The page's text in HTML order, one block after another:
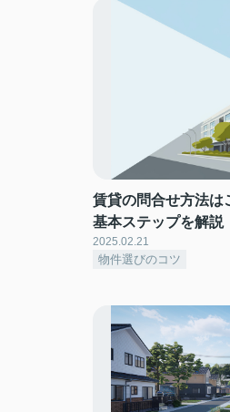
賃貸の問合せ方法は
基本ステップを解説
2025.02.21
物件選びのコツ